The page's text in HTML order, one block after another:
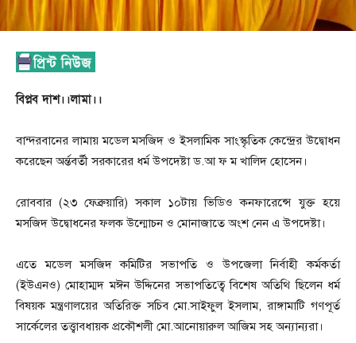
বিপ্লব দাশ।।লামা।।
বান্দরবানের লামায় মডেল মসজিদ ও ইসলামিক সাংস্কৃতিক কেন্দ্রের উদ্বোধন
করেছেন অর্ন্তবর্তী সরকারের ধর্ম উপদেষ্টা ড.আ ফ ম খালিদ হোসেন।
রোববার (২৩ ফেব্রুয়ারি) সকাল ১০টায় ভিডিও কনফারেন্সে যুক্ত হয়ে
মসজিদ উদ্বোধনের ফলক উন্মোচন ও মোনাজাতে অংশ নেন এ উপদেষ্টা।
এতে মডেল মসজিদ কমিটির সভাপতি ও উপজেলা নির্বাহী কর্মকর্তা
(ইউএনও) মোহাম্মদ মঈন উদ্দিনের সভাপতিত্বে বিশেষ অতিথি ছিলেন ধর্ম
বিষয়ক মন্ত্রণালয়ের অতিরিক্ত সচিব মো.সাইফুল ইসলাম, রাঙ্গামাটি গণপূর্ত
সার্কেলের তত্ত্বাবধায়ক প্রকৌশলী মো.আনোয়ারুল আজিম সহ অন্যান্যরা।